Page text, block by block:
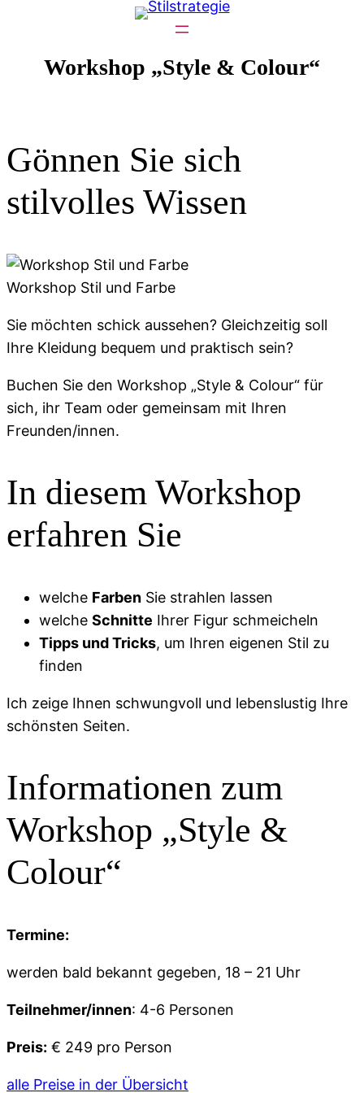
springenWorkshop „Style & Colour“
Gönnen Sie sich
stilvolles Wissen
Workshop Stil und Farbe
Sie möchten schick aussehen? Gleichzeitig soll
Ihre Kleidung bequem und praktisch sein?
Buchen Sie den Workshop „Style & Colour“ für
sich, ihr Team oder gemeinsam mit Ihren
Freunden/innen.
In diesem Workshop
erfahren Sie
welche Farben Sie strahlen lassen
welche Schnitte Ihrer Figur schmeicheln
Tipps und Tricks, um Ihren eigenen Stil zu
finden
Ich zeige Ihnen schwungvoll und lebenslustig Ihre
schönsten Seiten.
Informationen zum
Workshop „Style &
Colour“
Termine:
werden bald bekannt gegeben, 18 – 21 Uhr
Teilnehmer/innen: 4-6 Personen
Preis: € 249 pro Person
alle Preise in der Übersicht